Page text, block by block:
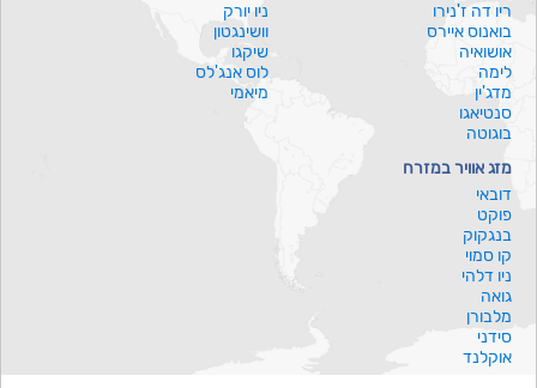
ריו דה ז'נירו
בואנוס איירס
אושואיה
לימה
מדג'ין
סנטיאגו
בוגוטה
ניו יורק
וושינגטון
שיקגו
לוס אנג'לס
מיאמי
מזג אוויר במזרח
דובאי
פוקט
בנגקוק
קו סמוי
ניו דלהי
גואה
מלבורן
סידני
אוקלנד